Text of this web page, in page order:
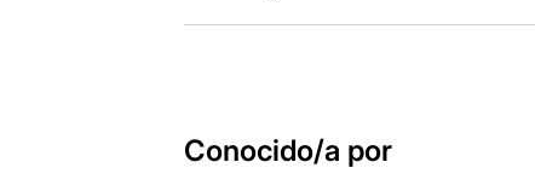
Conocido/a por